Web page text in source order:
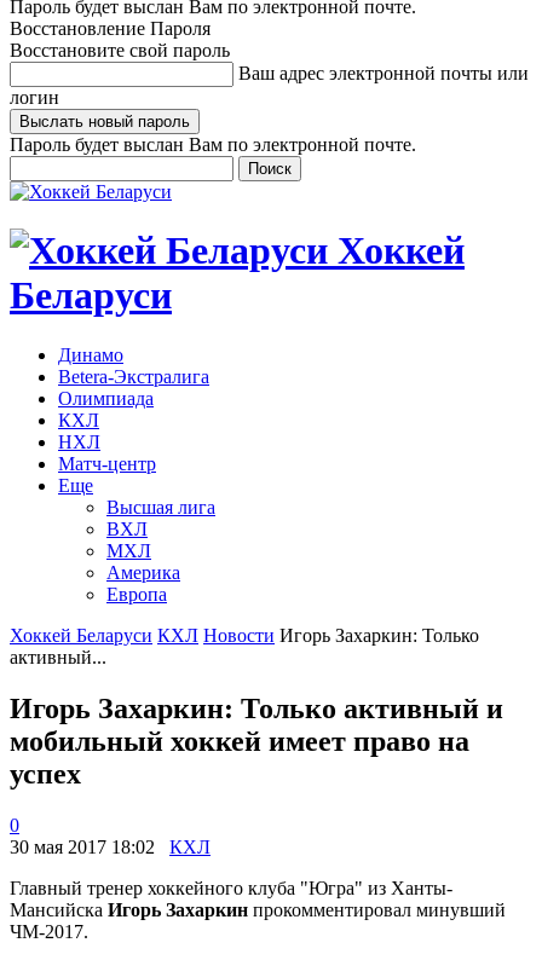
Пароль будет выслан Вам по электронной почте.
Восстановление Пароля
Восстановите свой пароль
Ваш адрес электронной почты или
логин
Пароль будет выслан Вам по электронной почте.
Хоккей
Беларуси
Динамо
Betera-Экстралига
Олимпиада
КХЛ
НХЛ
Матч-центр
Еще
Высшая лига
ВХЛ
МХЛ
Америка
Европа
Хоккей Беларуси КХЛ Новости Игорь Захаркин: Только
активный...
Игорь Захаркин: Только активный и
мобильный хоккей имеет право на
успех
0
30 мая 2017 18:02
КХЛ
Главный тренер хоккейного клуба "Югра" из Ханты-
Мансийска Игорь Захаркин прокомментировал минувший
ЧМ-2017.